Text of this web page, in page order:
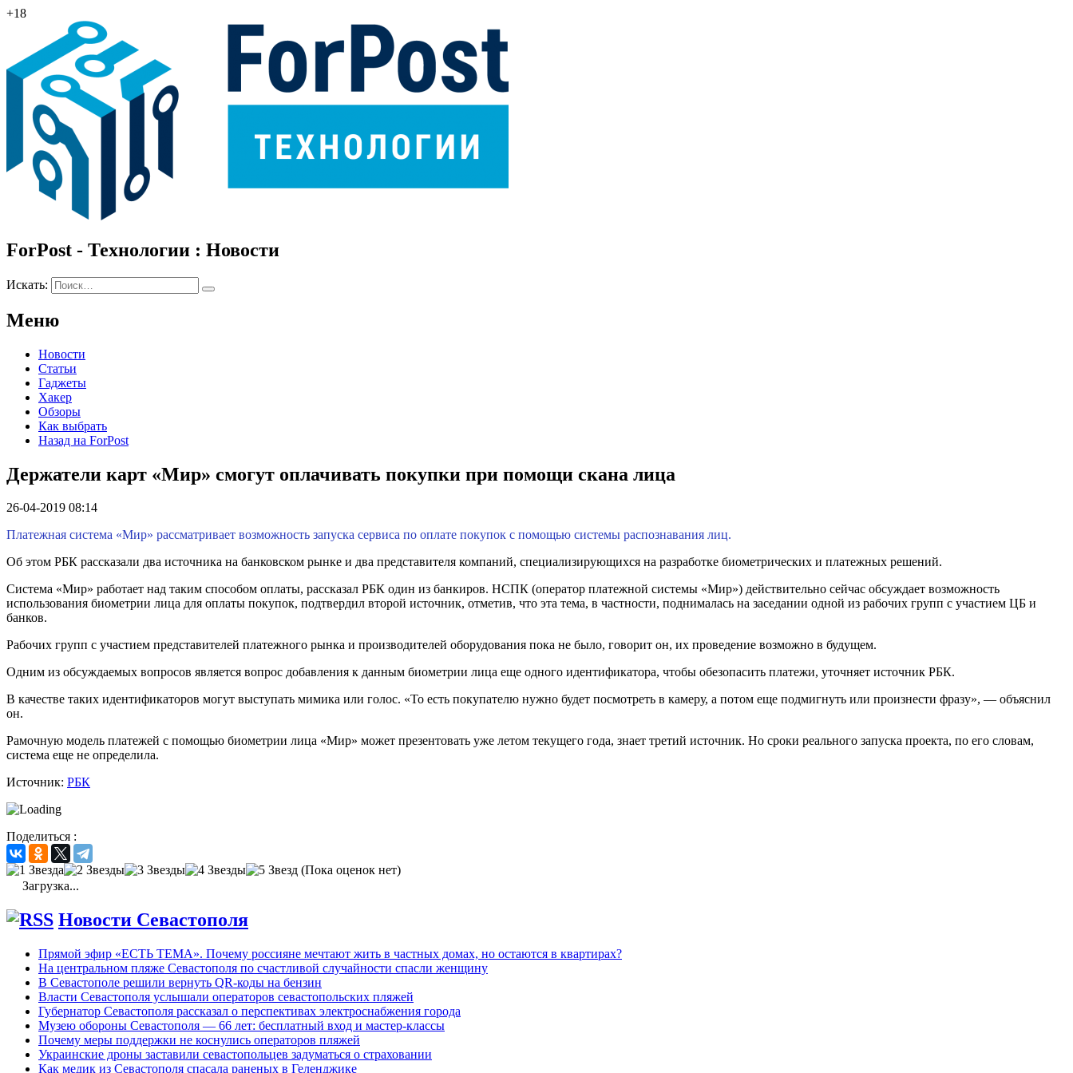
+18
ForPost - Технологии : Новости
Искать:
Меню
Новости
Статьи
Гаджеты
Хакер
Обзоры
Как выбрать
Назад на ForPost
Держатели карт «Мир» смогут оплачивать покупки при помощи скана лица
26-04-2019 08:14
Платежная система «Мир» рассматривает возможность запуска сервиса по оплате покупок с помощью системы распознавания лиц.
Об этом РБК рассказали два источника на банковском рынке и два представителя компаний, специализирующихся на разработке биометрических и платежных решений.
Система «Мир» работает над таким способом оплаты, рассказал РБК один из банкиров. НСПК (оператор платежной системы «Мир») действительно сейчас обсуждает возможность
использования биометрии лица для оплаты покупок, подтвердил второй источник, отметив, что эта тема, в частности, поднималась на заседании одной из рабочих групп с участием ЦБ и
банков.
Рабочих групп с участием представителей платежного рынка и производителей оборудования пока не было, говорит он, их проведение возможно в будущем.
Одним из обсуждаемых вопросов является вопрос добавления к данным биометрии лица еще одного идентификатора, чтобы обезопасить платежи, уточняет источник РБК.
В качестве таких идентификаторов могут выступать мимика или голос. «То есть покупателю нужно будет посмотреть в камеру, а потом еще подмигнуть или произнести фразу», — объяснил
он.
Рамочную модель платежей с помощью биометрии лица «Мир» может презентовать уже летом текущего года, знает третий источник. Но сроки реального запуска проекта, по его словам,
система еще не определила.
Источник: РБК
Поделиться :
(Пока оценок нет)
Загрузка...
Новости Севастополя
Прямой эфир «ЕСТЬ ТЕМА». Почему россияне мечтают жить в частных домах, но остаются в квартирах?
На центральном пляже Севастополя по счастливой случайности спасли женщину
В Севастополе решили вернуть QR-коды на бензин
Власти Севастополя услышали операторов севастопольских пляжей
Губернатор Севастополя рассказал о перспективах электроснабжения города
Музею обороны Севастополя — 66 лет: бесплатный вход и мастер-классы
Почему меры поддержки не коснулись операторов пляжей
Украинские дроны заставили севастопольцев задуматься о страховании
Как медик из Севастополя спасала раненых в Геленджике